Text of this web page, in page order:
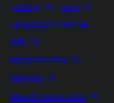
London (4) loop (1)
Längste Domain der
Welt (2)
Magisterarbeit (1)
Manifest (1)
Maschinensprache (2)